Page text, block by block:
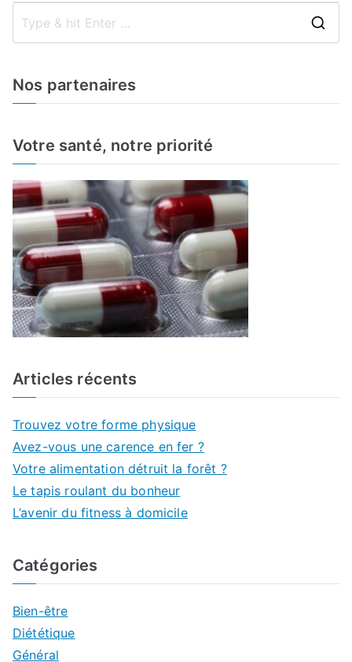
f
Nos partenaires
Votre santé, notre priorité
Articles récents
Trouvez votre forme physique
Avez-vous une carence en fer ?
Votre alimentation détruit la forêt ?
Le tapis roulant du bonheur
L’avenir du fitness à domicile
Catégories
Bien-être
Diététique
Général